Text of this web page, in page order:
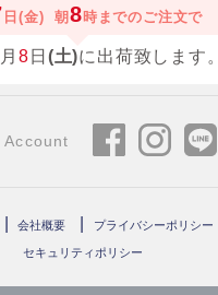
日(金) 朝8時までのご注文で
月8 日 (土)に出荷致します。
会社概要 プライバシーポリシー
セキュリティポリシー